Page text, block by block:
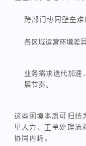
跨部门协同壁垒难
各区域运营环境差
业务需求迭代加速
展节奏。
这些困境本质可归结
量人力、工单处理流
协同内耗。